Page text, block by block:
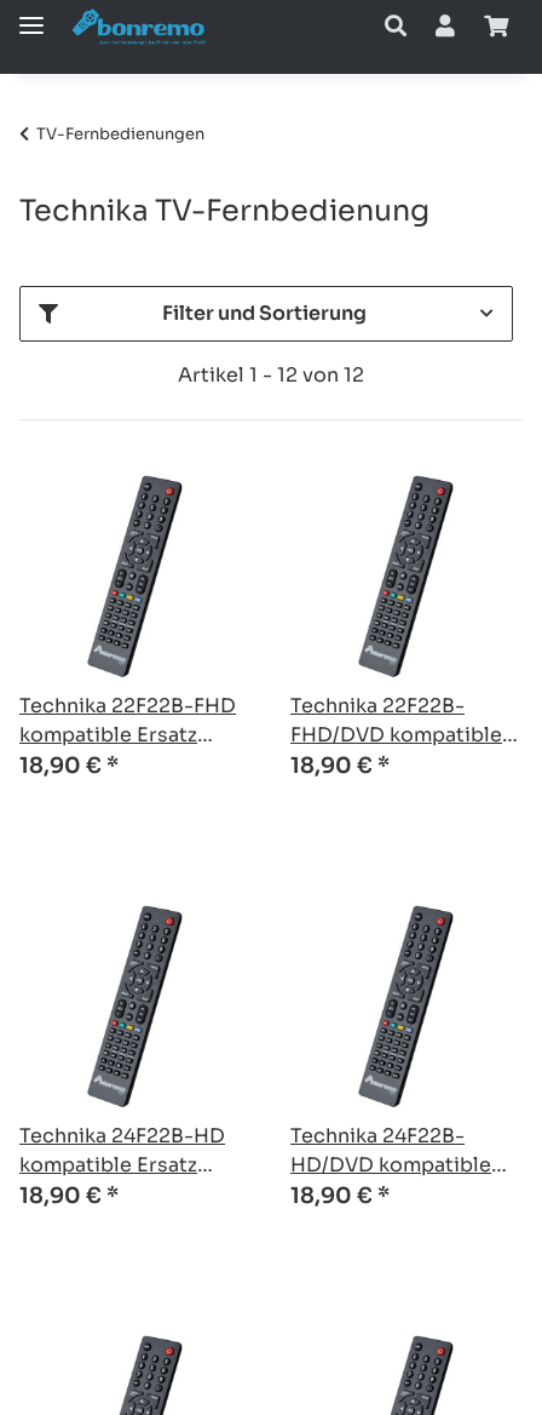
TV-Fernbedienungen
Technika TV-Fernbedienung
Filter und Sortierung
Artikel 1 - 12 von 12
Technika 22F22B-FHD
kompatible Ersatz
Fernbedienung
18,90 € *
Technika 22F22B-
FHD/DVD kompatible
Ersatz Fernbedienung
18,90 € *
Technika 24F22B-HD
kompatible Ersatz
Fernbedienung
18,90 € *
Technika 24F22B-
HD/DVD kompatible
Ersatz Fernbedienung
18,90 € *